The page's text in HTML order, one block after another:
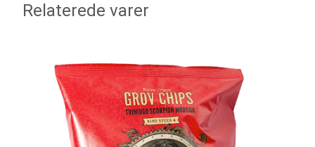
Relaterede varer